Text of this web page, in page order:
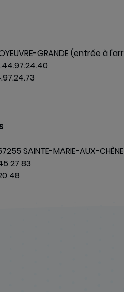
GRANDE (entrée à
SAINTE-MARIE-AUX-
27 83
48